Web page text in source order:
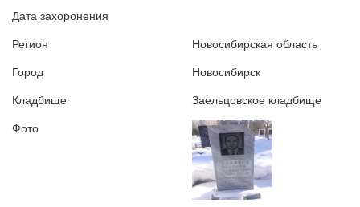
Дата захоронения
Регион
Новосибирская область
Город
Новосибирск
Кладбище
Заельцовское кладбище
Фото